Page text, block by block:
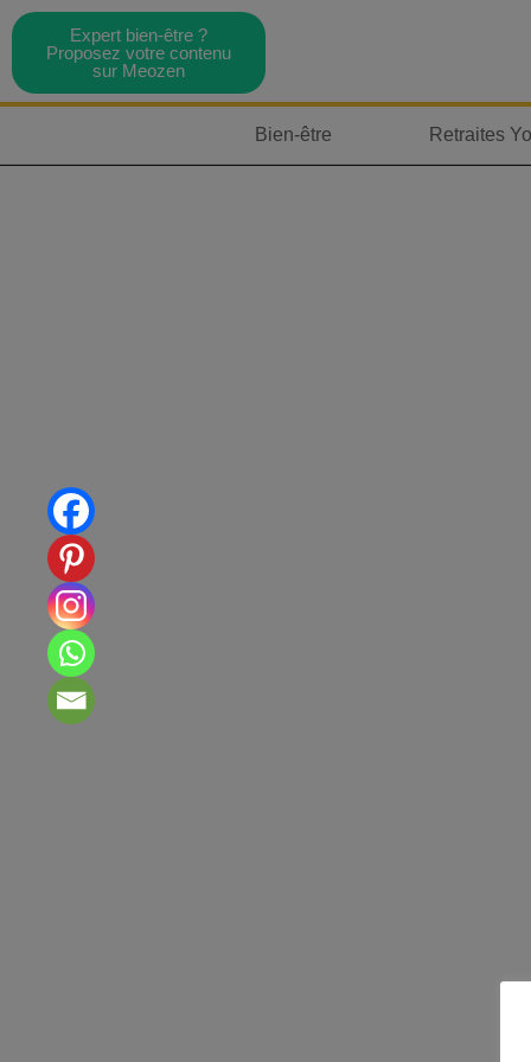
Expert bien-être ?
Proposez votre contenu
sur Meozen
Bien-être Retraites